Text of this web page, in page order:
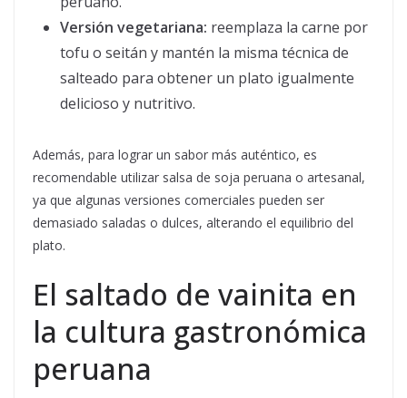
Versión vegetariana: reemplaza la carne por
tofu o seitán y mantén la misma técnica de
salteado para obtener un plato igualmente
delicioso y nutritivo.
Además, para lograr un sabor más auténtico, es
recomendable utilizar salsa de soja peruana o artesanal,
ya que algunas versiones comerciales pueden ser
demasiado saladas o dulces, alterando el equilibrio del
plato.
El saltado de vainita en
la cultura gastronómica
peruana